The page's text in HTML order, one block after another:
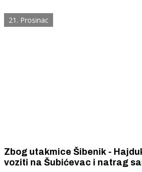
21. Prosinac
Zbog utakmice Šibenik -
voziti na Šubićevac i natrag